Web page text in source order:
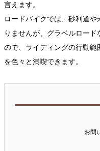
言えます。
ロードバイクでは、砂利道
りませんが、グラベルロー
ので、ライディングの行動
を色々と満喫できます。
お問